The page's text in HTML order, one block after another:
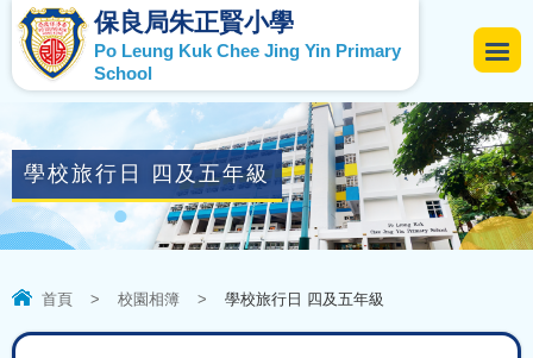
保良局朱正賢小學
Po Leung Kuk Chee Jing Yin Primary
School
學校旅行日 四及五年級
首頁 > 校園相簿 > 學校旅行日 四及五年級